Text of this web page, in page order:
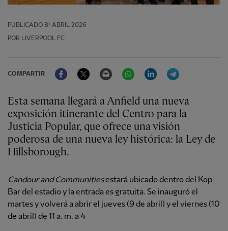
PUBLICADO 8º ABRIL 2026
POR LIVERPOOL FC
COMPARTIR
FacebookTwitter Email WhatsAppLinkedIn
Esta semana llegará a Anfield una nueva
exposición itinerante del Centro para la
Justicia Popular, que ofrece una visión
poderosa de una nueva ley histórica: la Ley de
Hillsborough.
Candour and Communitiesestará ubicado dentro del Kop
Bar del estadio y la entrada es gratuita. Se inauguró el
martes y volverá a abrir el jueves (9 de abril) y el viernes (10
de abril) de 11 a. m. a 4